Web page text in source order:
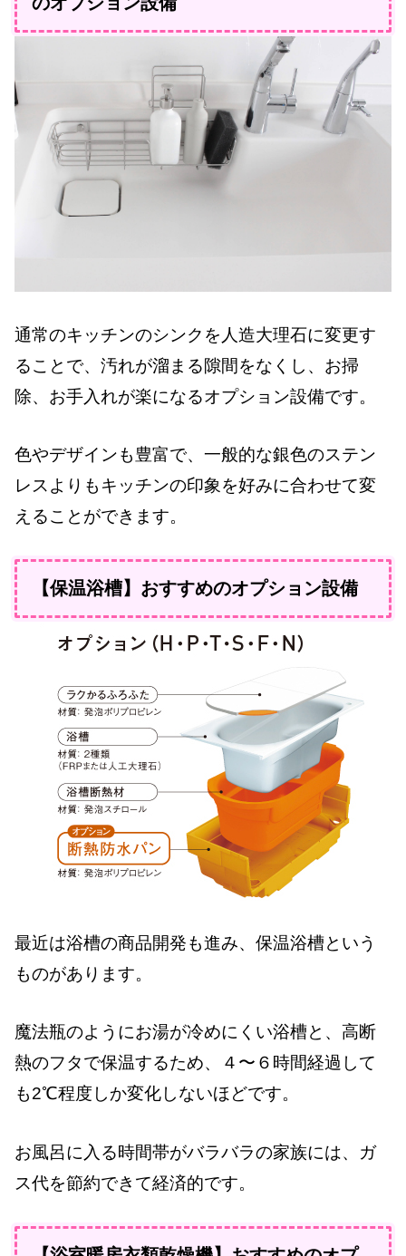
通常のキッチンのシンクを人造大理石に変更す
ることで、汚れが溜まる隙間をなくし、お掃
除、お手入れが楽になるオプション設備です。
色やデザインも豊富で、一般的な銀色のステン
レスよりもキッチンの印象を好みに合わせて変
えることができます。
【保温浴槽】おすすめのオプション設備
最近は浴槽の商品開発も進み、保温浴槽という
ものがあります。
魔法瓶のようにお湯が冷めにくい浴槽と、高断
熱のフタで保温するため、４〜６時間経過して
も2℃程度しか変化しないほどです。
お風呂に入る時間帯がバラバラの家族には、ガ
ス代を節約できて経済的です。